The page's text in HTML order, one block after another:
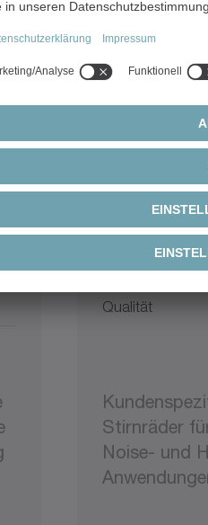
Max.
Qualität
Stirnräder
Noise- und